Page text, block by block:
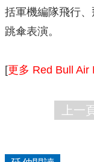
括軍機編隊飛行
跳傘表演。
[更多 Red Bull Air
上一